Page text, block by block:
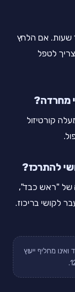
שעות. אם הלחץ
לטפל
מחרדה?
קורטיזול
להתרכז?
של "ראש כבד",
לקושי בריכוז.
מחליף ייעוץ